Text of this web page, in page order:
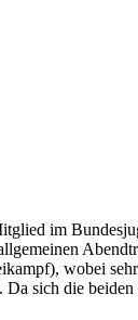
im
wobei
sich die